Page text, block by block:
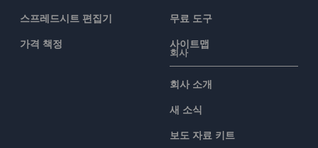
스프레드시트 편집기
가격 책정
무료 도구
사이트맵
회사
회사 소개
새 소식
보도 자료 키트